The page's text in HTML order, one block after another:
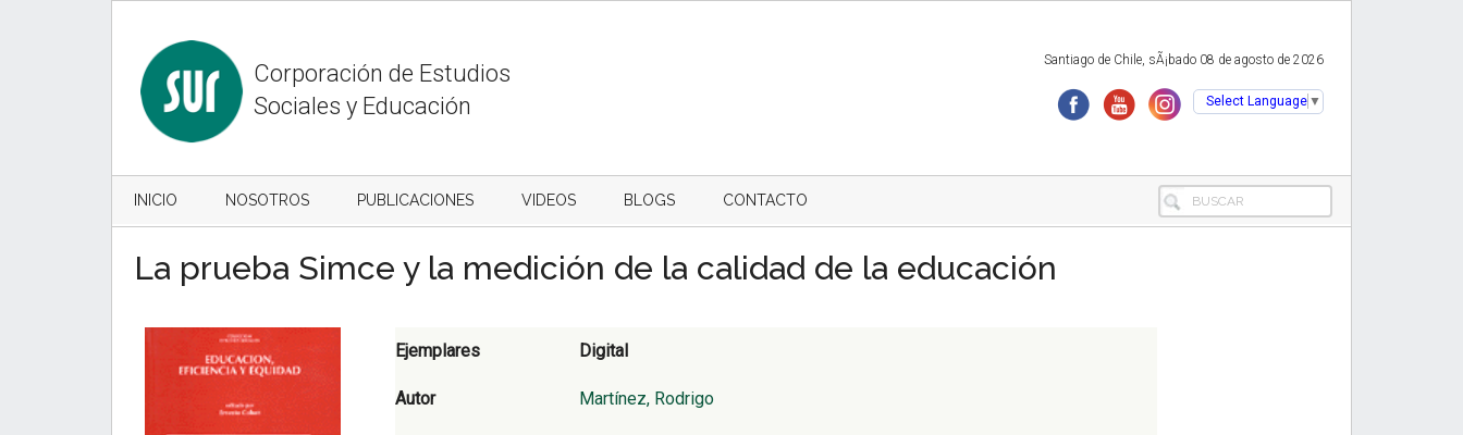
Corporación de Estudios
Sociales y Educación
Santiago de Chile, sÃ¡bado 08 de agosto de 2026
Select Language ▼
INICIO NOSOTROS PUBLICACIONES VIDEOS BLOGS CONTACTO BUSCAR
La prueba Simce y la medición de la calidad de la educación
Ejemplares Digital
Autor Martínez, Rodrigo